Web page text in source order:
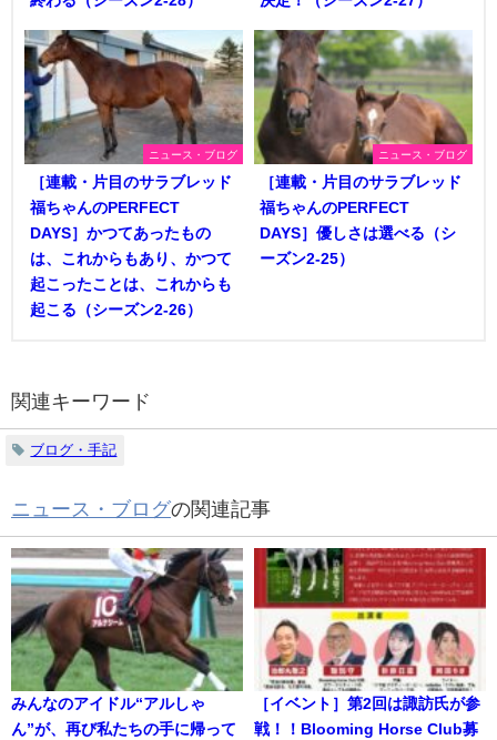
ニュース・ブログ
［連載・片目のサラブレッド
福ちゃんのPERFECT
DAYS］かつてあったもの
は、これからもあり、かつて
起こったことは、これからも
起こる（シーズン2-26）
ニュース・ブログ
［連載・片目のサラブレッド
福ちゃんのPERFECT
DAYS］優しさは選べる（シ
ーズン2-25）
関連キーワード
ブログ・手記
ニュース・ブログの関連記事
みんなのアイドル“アルしゃ
ん”が、再び私たちの手に帰って
［イベント］第2回は諏訪氏が参
戦！！Blooming Horse Club募